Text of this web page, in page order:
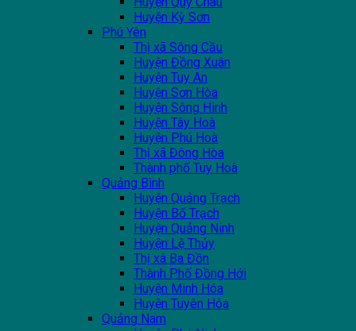
Huyện Kỳ Sơn
Phú Yên
Thị xã Sông Cầu
Huyện Đồng Xuân
Huyện Tuy An
Huyện Sơn Hòa
Huyện Sông Hinh
Huyện Tây Hoà
Huyện Phú Hoà
Thị xã Đông Hòa
Thành phố Tuy Hoà
Quảng Bình
Huyện Quảng Trạch
Huyện Bố Trạch
Huyện Quảng Ninh
Huyện Lệ Thủy
Thị xã Ba Đồn
Thành Phố Đồng Hới
Huyện Minh Hóa
Huyện Tuyên Hóa
Quảng Nam